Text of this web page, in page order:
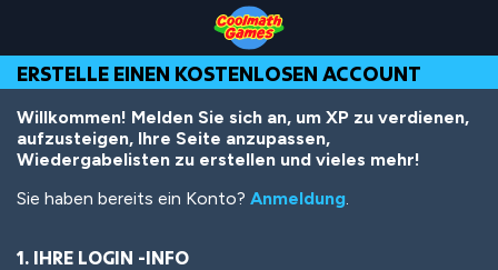
Top
of
Page
Navigation
Main
Content
Footer
Inhalt
ERSTELLE EINEN KOSTENLOSEN ACCOUNT
Willkommen! Melden Sie sich an, um XP zu verdienen,
aufzusteigen, Ihre Seite anzupassen,
Wiedergabelisten zu erstellen und vieles mehr!
Sie haben bereits ein Konto? Anmeldung.
1. IHRE LOGIN -INFO